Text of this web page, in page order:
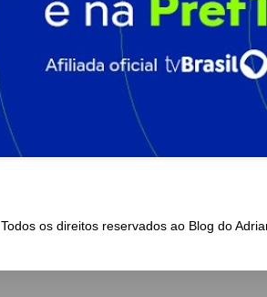
Todos os direitos reservados ao Blog do